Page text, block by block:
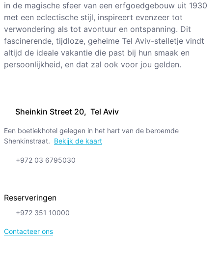
Sheinkin Street 20, Tel Aviv
Een boetiekhotel gelegen in het hart van de beroemde
Shenkinstraat. Bekijk de kaart
+972 03 6795030
Reserveringen
+972 351 10000
Contacteer ons
in de magische sfeer van een erfgoedgebouw uit 1930
met een eclectische stijl, inspireert evenzeer tot
verwondering als tot avontuur en ontspanning. Dit
fascinerende, tijdloze, geheime Tel Aviv-stelletje vindt
altijd de ideale vakantie die past bij hun smaak en
persoonlijkheid, en dat zal ook voor jou gelden.